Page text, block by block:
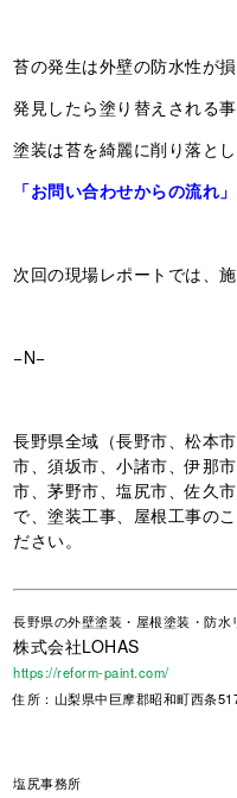
苔の発生は外壁の防水性が
発見したら塗り替えされる
塗装は苔を綺麗に削り落とし
「お問い合わせからの流れ
次回の現場レポートでは、
−N−
長野県全域（長野市、松本
市、須坂市、小諸市、伊那
市、茅野市、塩尻市、佐久
で、塗装工事、屋根工事の
ださい。
長野県の外壁塗装・屋根塗装・防水
株式会社LOHAS
https://reform-paint.com/
住所：山梨県中巨摩郡昭和町西条
塩尻事務所